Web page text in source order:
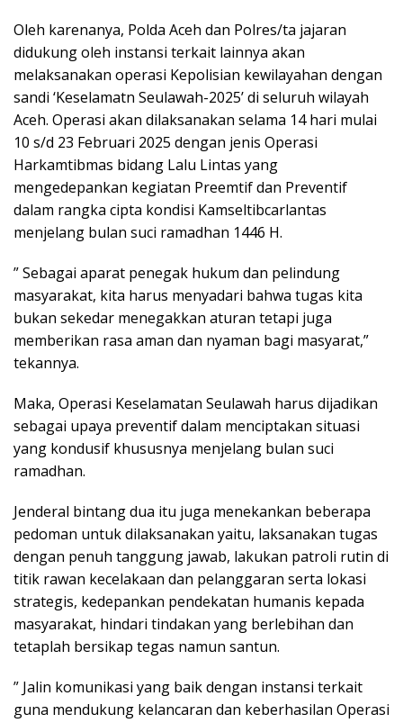
Oleh karenanya, Polda Aceh dan Polres/ta jajaran
didukung oleh instansi terkait lainnya akan
melaksanakan operasi Kepolisian kewilayahan dengan
sandi ‘Keselamatn Seulawah-2025’ di seluruh wilayah
Aceh. Operasi akan dilaksanakan selama 14 hari mulai
10 s/d 23 Februari 2025 dengan jenis Operasi
Harkamtibmas bidang Lalu Lintas yang
mengedepankan kegiatan Preemtif dan Preventif
dalam rangka cipta kondisi Kamseltibcarlantas
menjelang bulan suci ramadhan 1446 H.
” Sebagai aparat penegak hukum dan pelindung
masyarakat, kita harus menyadari bahwa tugas kita
bukan sekedar menegakkan aturan tetapi juga
memberikan rasa aman dan nyaman bagi masyarat,”
tekannya.
Maka, Operasi Keselamatan Seulawah harus dijadikan
sebagai upaya preventif dalam menciptakan situasi
yang kondusif khususnya menjelang bulan suci
ramadhan.
Jenderal bintang dua itu juga menekankan beberapa
pedoman untuk dilaksanakan yaitu, laksanakan tugas
dengan penuh tanggung jawab, lakukan patroli rutin di
titik rawan kecelakaan dan pelanggaran serta lokasi
strategis, kedepankan pendekatan humanis kepada
masyarakat, hindari tindakan yang berlebihan dan
tetaplah bersikap tegas namun santun.
” Jalin komunikasi yang baik dengan instansi terkait
guna mendukung kelancaran dan keberhasilan Operasi